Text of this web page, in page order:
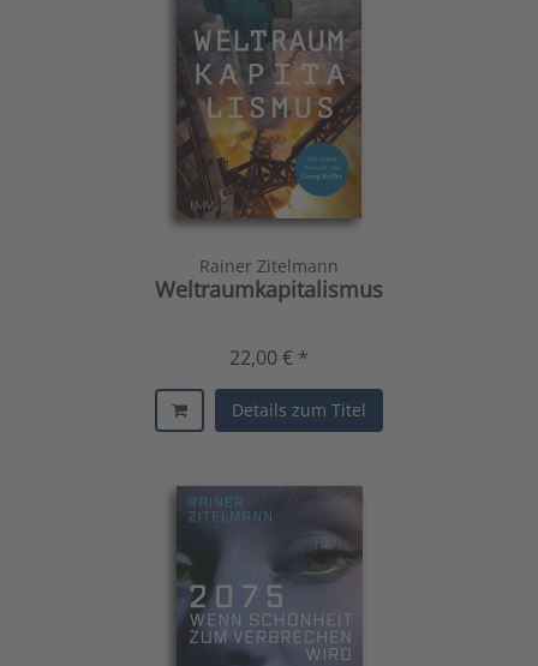
Rainer Zitelmann
Weltraumkapitalismus
22,00 € *
Details zum Titel